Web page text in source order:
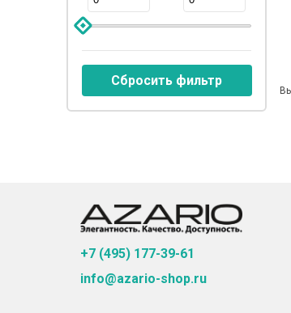
Сбросить фильтр
+7 (495) 177-39-61
info@azario-shop.ru